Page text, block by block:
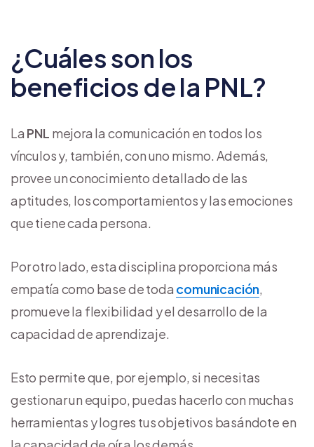
¿Cuáles son los
beneficios de la PNL?
La PNL mejora la comunicación en todos los
vínculos y, también, con uno mismo. Además,
provee un conocimiento detallado de las
aptitudes, los comportamientos y las emociones
que tiene cada persona.
Por otro lado, esta disciplina proporciona más
empatía como base de toda comunicación,
promueve la flexibilidad y el desarrollo de la
capacidad de aprendizaje.
Esto permite que, por ejemplo, si necesitas
gestionar un equipo, puedas hacerlo con muchas
herramientas y logres tus objetivos basándote en